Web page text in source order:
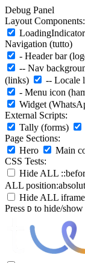
Debug Panel
Layout Components:
LoadingIndicator
Navigation (tutto)
- Header bar
-- Nav
(links)
-- Locale
- Menu icon
Widget
External Scripts:
Tally (forms)
Page Sections:
Hero
Main
CSS Tests:
Hide ALL
ALL
Hide ALL
Press D to hide/show